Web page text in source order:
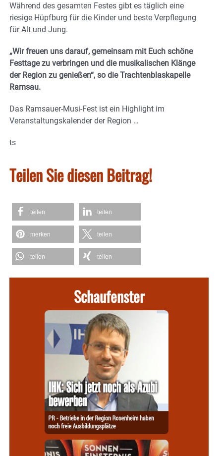
Während des gesamten Festes gibt es täglich eine
riesige Hüpfburg für die Kinder und beste Verpflegung
für Alt und Jung.
„Wir freuen uns darauf, gemeinsam mit Euch schöne
Festtage zu verbringen und die musikalischen Klänge
der Region zu genießen“, so dieTrachtenblaskapelle
Ramsau.
Das Ramsauer-Musi-Fest ist ein Highlight im
Veranstaltungskalender der Region …
ts
Teilen Sie diesen Beitrag!
teilen teilen
merken teilen
teilen teilen
Schaufenster